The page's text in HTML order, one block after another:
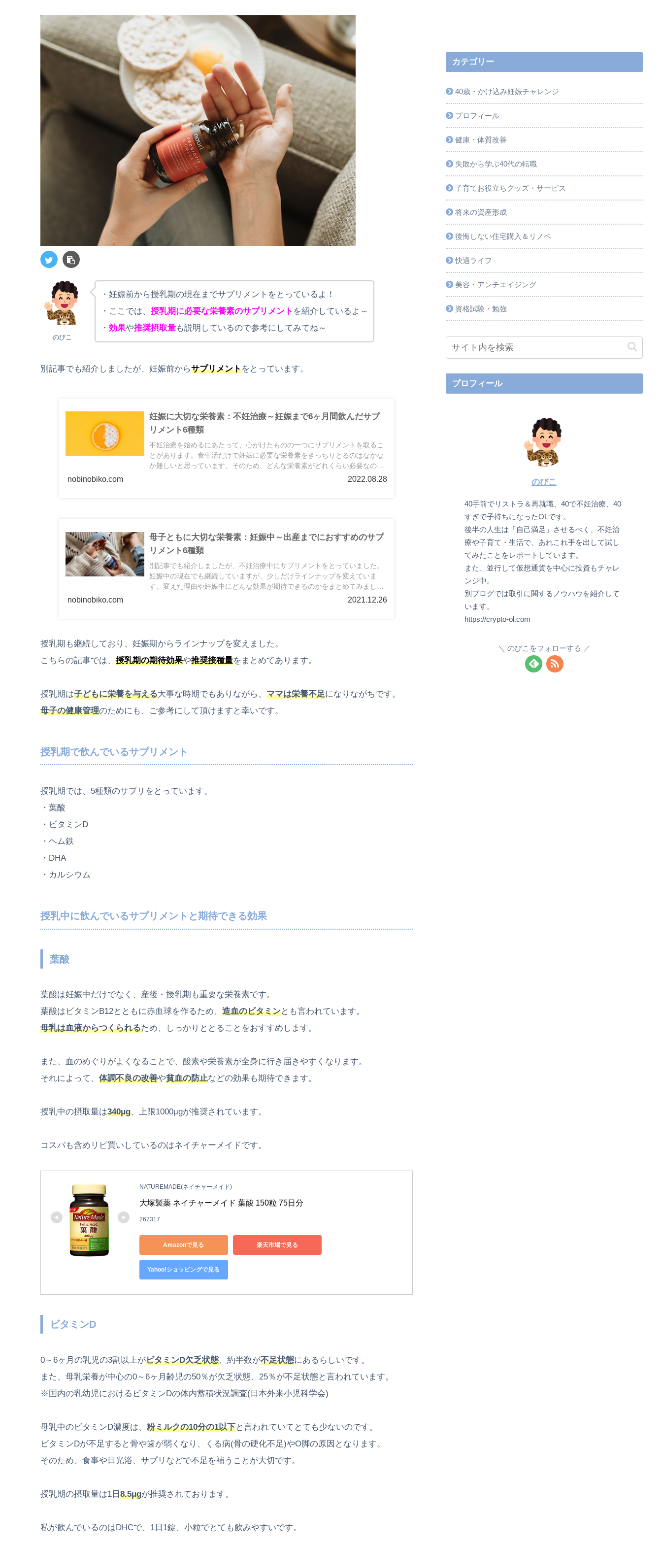
のびこ
・妊娠前から授乳期の現在までサプリメントをとっているよ！
・ここでは、授乳期に必要な栄養素のサプリメント を紹介しているよ～
・効果や推奨摂取量も説明しているので参考にしてみてね～
別記事でも紹介しましたが、 妊娠前からサプリメントをとっています。
妊娠に大切な栄養素：不妊治療～妊娠まで6ヶ月間飲んだサプ
リメント6種類
不妊治療を始めるにあたって、心がけたものの一つにサプリメントを取るこ
とがあります。食生活だけで妊娠に必要な栄養素をきっちりとるのはなかな
か難しいと思っています。そのため、どんな栄養素がどれくらい必要なのか
nobinobiko.com 2022.08.28
母子ともに大切な栄養素：妊娠中～出産までにおすすめのサプ
リメント6種類
別記事でも紹介しましたが、不妊治療中にサプリメントをとっていました。
妊娠中の現在でも継続していますが、少しだけラインナップを変えていま
す。変えた理由や妊娠中にどんな効果が期待できるのかをまとめてみまし
た。妊娠中はつわりや体調不良も出てきやすいので、栄養バランスを気にす
nobinobiko.com 2021.12.26
授乳期も継続しており、 妊娠期からラインナップを変えました。
こちらの記事では、 授乳期の期待効果や推奨接種量をまとめてあります。
授乳期は子どもに栄養を与える大事な時期でもありながら、 ママは栄養不足になりながちです。
母子の健康管理のためにも、ご参考にして頂けますと幸いです。
授乳期で飲んでいるサプリメント
授乳期では、5種類のサプリをとっています。
・葉酸
・ビタミンD
・ヘム鉄
・DHA
・カルシウム
授乳中に飲んでいるサプリメントと期待できる効果
葉酸
葉酸は妊娠中だけでなく、産後・授乳期も重要な栄養素です。
葉酸はビタミンB12とともに赤血球を作るため、 造血のビタミンとも言われています。
母乳は血液からつくられるため、 しっかりととることをおすすめします。
また、血のめぐりがよくなることで、 酸素や栄養素が全身に行き届きやすくなります。
それによって、 体調不良の改善や貧血の防止などの効果も期待できます。
授乳中の摂取量は340μg、上限1000μgが推奨されています。
コスパも含めリピ買いしているのはネイチャーメイドです。
NATUREMADE(ネイチャーメイド)
大塚製薬 ネイチャーメイド 葉酸 150粒 75日分
267317
Amazonで見る 楽天市場で見る
Yahoo!ショッピングで見る
ビタミンD
0～6ヶ月の乳児の3割以上がビタミンD欠乏状態、 約半数が不足状態にあるらしいです。
また、母乳栄養が中心の0～6ヶ月齢児の50％が欠乏状態、 25％が不足状態と言われています。
※国内の乳幼児におけるビタミンDの体内蓄積状況調査(日本外来小児科学会)
母乳中のビタミンD濃度は、 粉ミルクの10分の1以下と言われていてとても少ないのです。
ビタミンDが不足すると骨や歯が弱くなり、くる病(骨の硬化不足)やO脚の原因となります。
そのため、食事や日光浴、 サプリなどで不足を補うことが大切です。
授乳期の摂取量は1日 8.5μgが推奨されております。
私が飲んでいるのはDHCで、1日1錠、 小粒でとても飲みやすいです。
カテゴリー
40歳・かけ込み妊娠チャレンジ
プロフィール
健康・体質改善
失敗から学ぶ40代の転職
子育てお役立ちグッズ・サービス
将来の資産形成
後悔しない住宅購入＆リノベ
快適ライフ
美容・アンチエイジング
資格試験・勉強
プロフィール
のびこ
40手前でリストラ＆再就職、40で不妊治療、40
すぎで子持ちになったOLです。
後半の人生は「自己満足」させるべく、不妊治
療や子育て・生活で、あれこれ手を出して試し
てみたことをレポートしています。
また、並行して仮想通貨を中心に投資もチャレ
ンジ中。
別ブログでは取引に関するノウハウを紹介して
います。
https://crypto-ol.com
のびこをフォローする